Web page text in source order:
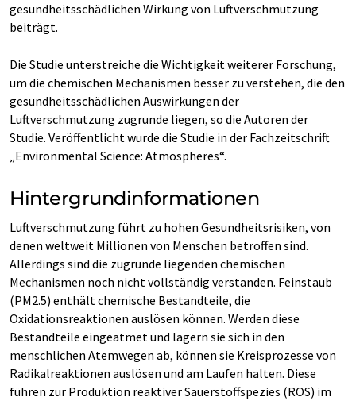
gesundheitsschädlichen Wirkung von Luftverschmutzung
beiträgt.
Die Studie unterstreiche die Wichtigkeit weiterer Forschung,
um die chemischen Mechanismen besser zu verstehen, die den
gesundheitsschädlichen Auswirkungen der
Luftverschmutzung zugrunde liegen, so die Autoren der
Studie. Veröffentlicht wurde die Studie in der Fachzeitschrift
„Environmental Science: Atmospheres“.
Hintergrundinformationen
Luftverschmutzung führt zu hohen Gesundheitsrisiken, von
denen weltweit Millionen von Menschen betroffen sind.
Allerdings sind die zugrunde liegenden chemischen
Mechanismen noch nicht vollständig verstanden. Feinstaub
(PM2.5) enthält chemische Bestandteile, die
Oxidationsreaktionen auslösen können. Werden diese
Bestandteile eingeatmet und lagern sie sich in den
menschlichen Atemwegen ab, können sie Kreisprozesse von
Radikalreaktionen auslösen und am Laufen halten. Diese
führen zur Produktion reaktiver Sauerstoffspezies (ROS) im